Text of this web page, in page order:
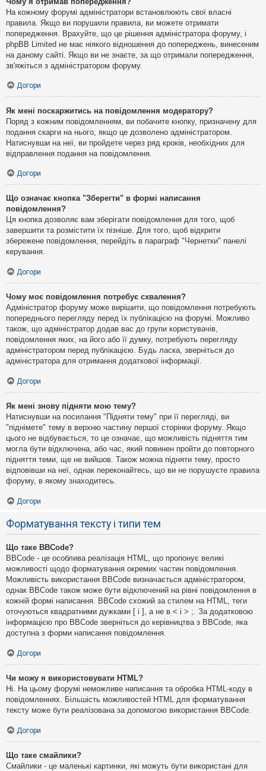
На кожному форумі адміністратори встановлюють свої власні
правила. Якщо ви порушили правила, ви можете отримати
попередження. Врахуйте, що це рішення адміністратора форуму, і
phpBB Limited не має ніякого відношення до попереджень, винесеним
на даному сайті. Якщо ви не знаєте, за що отримали попередження,
зв'яжіться з адміністратором форуму.
Догори
Як мені поскаржитись на повідомлення модератору?
Поряд з кожним повідомленням, ви побачите кнопку, призначену для
подання скарги на нього, якщо це дозволено адміністратором.
Натиснувши на неї, ви пройдете через ряд кроків, необхідних для
відправлення подання на повідомлення.
Догори
Що означає кнопка "Зберегти" в формі написання
повідомлення?
Ця кнопка дозволяє вам зберігати повідомлення для того, щоб
завершити та розмістити їх пізніше. Для того, щоб відкрити
збережене повідомлення, перейдіть в параграф "Чернетки" панелі
керування.
Догори
Чому моє повідомлення потребує схвалення?
Адміністратор форуму може вирішити, що повідомлення потребують
попереднього перегляду перед їх публікацією на форумі. Можливо
також, що адміністратор додав вас до групи користувачів,
повідомлення яких, на його або її думку, потребують перегляду
адміністратором перед публікацією. Будь ласка, зверніться до
адміністратора для отримання додаткової інформації.
Догори
Як мені знову підняти мою тему?
Натиснувши на посилання "Підняти тему" при її перегляді, ви
"піднімете" тему в верхню частину першої сторінки форуму. Якщо
цього не відбувається, то це означає, що можливість підняття тим
могла бути відключена, або час, який повинен пройти до повторного
підняття теми, ще не вийшов. Також можна підняти тему, просто
відповівши на неї, однак переконайтесь, що ви не порушуєте правила
форуму, в якому знаходитесь.
Догори
Форматування тексту і типи тем
Що таке BBCode?
BBCode - це особлива реалізація HTML, що пропонує великі
можливості щодо форматування окремих частин повідомлення.
Можливість використання BBCode визначається адміністратором,
однак BBCode також може бути відключений на рівні повідомлення в
кожній формі написання. BBCode схожий за стилем на HTML, теги
оточуються квадратними дужками [ і ], а не в < і > ;. За додатковою
інформацією про BBCode зверніться до керівництва з BBCode, яка
доступна з форми написання повідомлення.
Догори
Чи можу я використовувати HTML?
Ні. На цьому форумі неможливе написання та обробка HTML-коду в
повідомленнях. Більшість можливостей HTML для форматування
тексту може бути реалізована за допомогою використання BBCode.
Догори
Що таке смайлики?
Смайлики - це маленькі картинки, які можуть бути використані для